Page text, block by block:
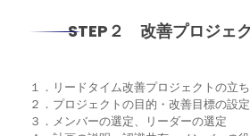
STEP２ 改善プロジェ
１．リードタイム改善プロジェクトの立
２．プロジェクトの目的・改善目標の設定
３．メンバーの選定、リーダーの選定